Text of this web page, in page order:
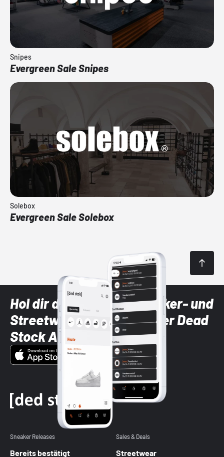
Snipes
Evergreen Sale Snipes
Solebox
Evergreen Sale Solebox
Hol dir die neuesten Sneaker- und
Streetwear-Brands mit der Dead
Stock App
Sneaker Releases
Bereits bestätigt
Sales & Deals
Streetwear